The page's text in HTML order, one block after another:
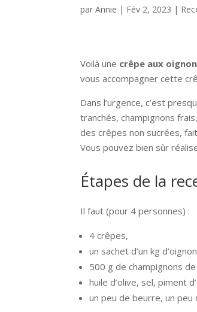
parAnnie | Fév 2, 2023 |
Voilà une crêpe aux
vous accompagner cette
Dans l’urgence, c’est
tranchés, champignons
des crêpes non sucrées,
Vous pouvez bien sûr
Étapes de la
Il faut (pour 4 personnes) :
4 crêpes,
un sachet d’un kg
500 g de champignons
huile d’olive, sel, piment
un peu de beurre, un